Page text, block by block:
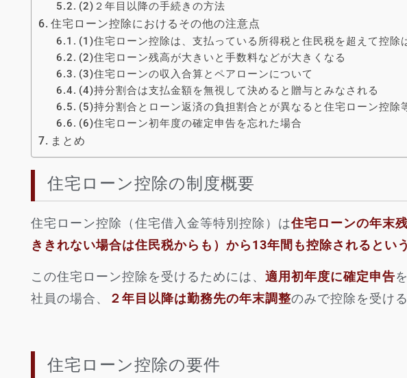
(2)２年目以降の手続きの方法
住宅ローン控除におけるその他の注意点
(1)住宅ローン控除は、支払っている所得税と住民税を超えて控除
(2)住宅ローン残高が大きいと手数料などが大きくなる
(3)住宅ローンの収入合算とペアローンについて
(4)持分割合は支払金額を無視して決めると贈与とみなされる
(5)持分割合とローン返済の負担割合とが異なると住宅ローン控除
(6)住宅ローン初年度の確定申告を忘れた場合
まとめ
住宅ローン控除の制度概要
住宅ローン控除（住宅借入金等特別控除）は住宅ローンの年末
ききれない場合は住民税からも）から13年間も控除されるとい
この住宅ローン控除を受けるためには、 適用初年度に確定申告
社員の場合、
２年目以降は勤務先の年末調整のみで控除を受け
住宅ローン控除の要件